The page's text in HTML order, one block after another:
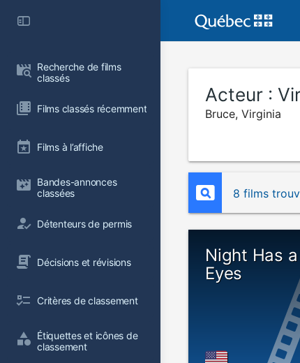
Recherche de films
classés
Films classés récemment
Films à l’affiche
Bandes-annonces
classées
Détenteurs de permis
Décisions et révisions
Critères de classement
Étiquettes et icônes de
classement
Acteur :
Bruce, Virginia
8 films
Night Has
Eyes